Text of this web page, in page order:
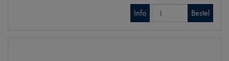
Info Bestel